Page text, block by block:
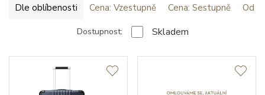
Dle oblíbenosti Cena: Vzestupně Cena: Sestupně Od
Dostupnost: Skladem